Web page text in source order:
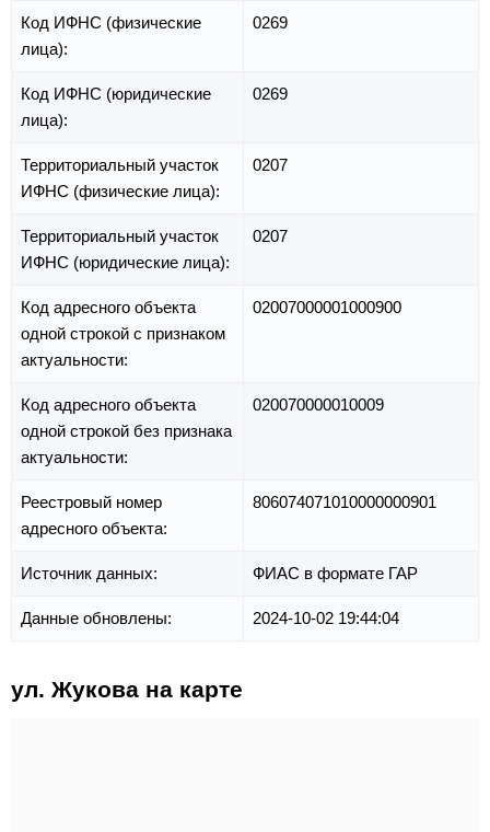
Код ИФНС (физические
лица):
0269
Код ИФНС (юридические
лица):
0269
Территориальный участок
ИФНС (физические лица):
0207
Территориальный участок
ИФНС (юридические лица):
0207
Код адресного объекта
одной строкой с признаком
актуальности:
02007000001000900
Код адресного объекта
одной строкой без признака
актуальности:
020070000010009
Реестровый номер
адресного объекта:
806074071010000000901
Источник данных: ФИАС в формате ГАР
Данные обновлены: 2024-10-02 19:44:04
ул. Жукова на карте